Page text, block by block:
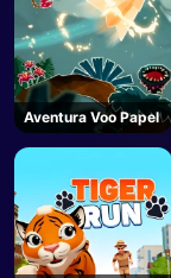
Aventura Voo Papel